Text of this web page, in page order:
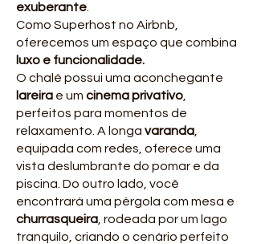
exuberante
Como Superhost no Airbnb,
oferecemos um espaço que combina
luxo e funcionalidade.
O chalé possui uma aconchegante
lareira e um cinema privativo
perfeitos para momentos de
relaxamento. A longa varanda
equipada com redes, oferece uma
vista deslumbrante do pomar e da
piscina. Do outro lado, você
encontrará uma pérgola com mesa e
churrasqueira , rodeada por um lago
tranquilo, criando o cenário perfeito